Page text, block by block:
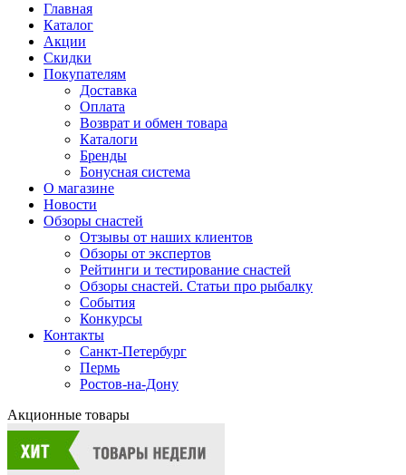
Главная
Каталог
Акции
Скидки
Покупателям
Доставка
Оплата
Возврат и обмен товара
Каталоги
Бренды
Бонусная система
О магазине
Новости
Обзоры снастей
Отзывы от наших клиентов
Обзоры от экспертов
Рейтинги и тестирование снастей
Обзоры снастей. Статьи про рыбалку
События
Конкурсы
Контакты
Санкт-Петербург
Пермь
Ростов-на-Дону
Акционные товары